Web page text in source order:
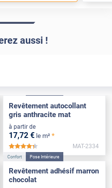
aussi !
Revêtement autocollant
gris anthracite mat
à partir de
17,72 € le m² *
*****
MAT-2334
Confort Pose Intérieure
Revêtement adhésif marron
chocolat